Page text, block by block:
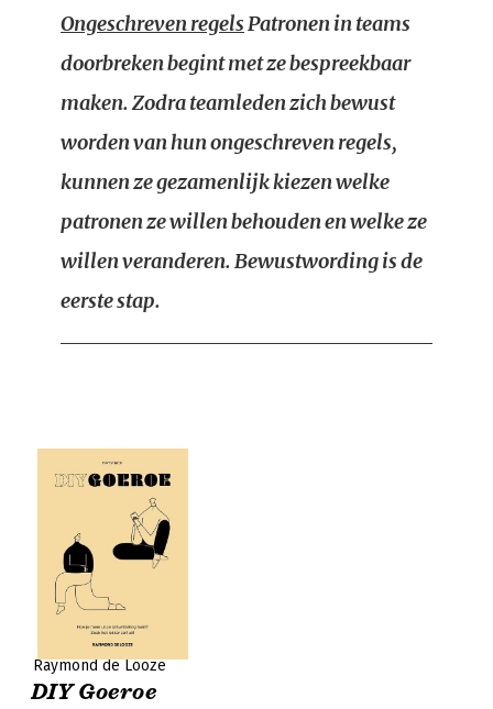
Ongeschreven regelsPatronen in teams
doorbreken begint met ze bespreekbaar
maken. Zodra teamleden zich bewust
worden van hun ongeschreven regels,
kunnen ze gezamenlijk kiezen welke
patronen ze willen behouden en welke ze
willen veranderen. Bewustwording is de
eerste stap.
Raymond de Looze
DIY Goeroe